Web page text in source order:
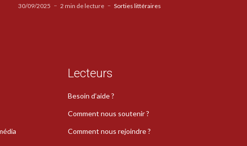
30/09/2025 2 min de lecture Sorties littéraires
Lecteurs
Besoin d’aide ?
Comment nous soutenir ?
Comment nous rejoindre ?